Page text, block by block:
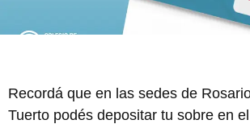
Recordá que en las sedes de
Tuerto podés depositar tu sobre en